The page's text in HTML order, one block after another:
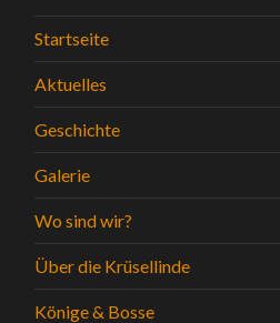
Startseite
Aktuelles
Geschichte
Galerie
Wo sind wir?
Über die Krüsellinde
Könige & Bosse